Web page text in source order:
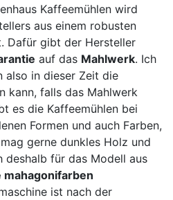
Kaffeemühlen wird
aus einem robusten
Dafür gibt der Hersteller
auf das Mahlwerk. Ich
also in dieser Zeit die
kann, falls das Mahlwerk
es die Kaffeemühlen bei
Formen und auch Farben,
gerne dunkles Holz und
deshalb für das Modell aus
mahagonifarben
ist nach der